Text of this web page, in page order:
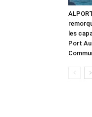
les
Port